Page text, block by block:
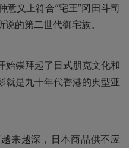
义上符合“宅王”冈田斗司
的第二世代御宅族。
始崇拜起了日式朋克文化和
就是九十年代香港的典型亚
来越深，日本商品供不应